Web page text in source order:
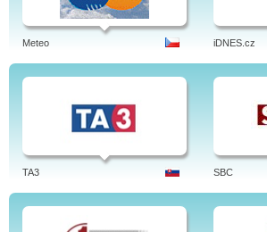
Meteo iDNES.cz
TA3 SBC